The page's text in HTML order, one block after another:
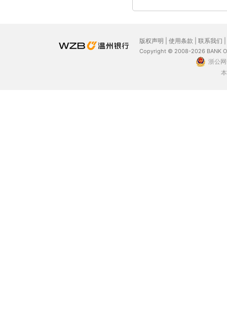
版权声明 使用条款 联系我们
Copyright © 2008-2026 BANK
浙公